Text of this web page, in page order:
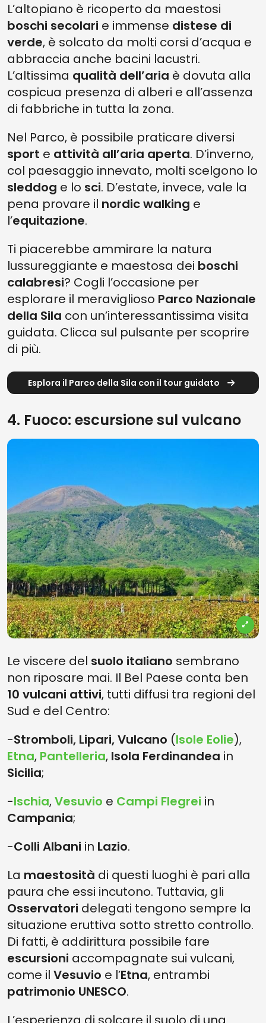
L’altopiano è ricoperto da maestosi
boschi secolari e immense distese di
verde, è solcato da molti corsi d’acqua e
abbraccia anche bacini lacustri.
L’altissima qualità dell’aria è dovuta alla
cospicua presenza di alberi e all’assenza
di fabbriche in tutta la zona.
Nel Parco, è possibile praticare diversi
sport e attività all’aria aperta. D’inverno,
col paesaggio innevato, molti scelgono lo
sleddog e lo sci. D’estate, invece, vale la
pena provare il nordic walking e
l’equitazione.
Ti piacerebbe ammirare la natura
lussureggiante e maestosa dei boschi
calabresi? Cogli l’occasione per
esplorare il meraviglioso Parco Nazionale
della Sila con un’interessantissima visita
guidata. Clicca sul pulsante per scoprire
di più.
Esplora il Parco della Sila con il tour guidato
4. Fuoco: escursione sul vulcano
Le viscere del suolo italiano sembrano
non riposare mai. Il Bel Paese conta ben
10 vulcani attivi, tutti diffusi tra regioni del
Sud e del Centro:
-Stromboli, Lipari, Vulcano (Isole Eolie),
Etna, Pantelleria, Isola Ferdinandea in
Sicilia;
-Ischia,Vesuvio e Campi Flegrei in
Campania;
-Colli Albani in Lazio.
La maestosità di questi luoghi è pari alla
paura che essi incutono. Tuttavia, gli
Osservatori delegati tengono sempre la
situazione eruttiva sotto stretto controllo.
Di fatti, è addirittura possibile fare
escursioni accompagnate sui vulcani,
come il Vesuvio e l’Etna, entrambi
patrimonio UNESCO.